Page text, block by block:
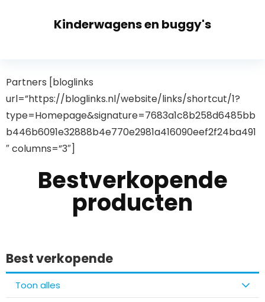
Kinderwagens en buggy's
Partners [bloglinks
url=”https://bloglinks.nl/website/links/shortcut/1?
type=Homepage&signature=7683a1c8b258d6485bb
b446b6091e32888b4e770e2981a416090eef2f24ba491
″ columns=”3″]
Bestverkopende
producten
Best verkopende
Toon alles